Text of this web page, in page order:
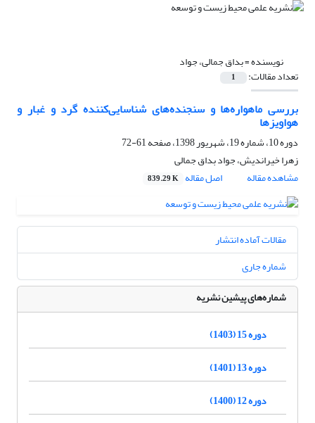
نویسنده =بداق جمالی، جواد
تعداد مقالات: 1
بررسی ماهواره‌ها و سنجنده‌های شناسایی‌کننده گرد و غبار و
هواویزها
دوره 10، شماره 19، شهریور 1398، صفحه
61-72
زهرا خیراندیش، جواد بداق جمالی
مشاهده مقاله
اصل مقاله 839.29 K
مقالات آماده انتشار
شماره جاری
شماره‌های پیشین نشریه
دوره 15 (1403)
دوره 13 (1401)
دوره 12 (1400)